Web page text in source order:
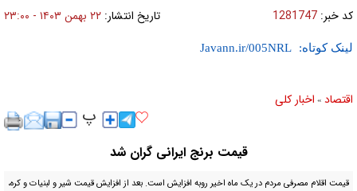
کد خبر: 1281747 تاریخ انتشار: ۲۲ بهمن ۱۴۰۳ - ۲۳:۰۰
لینک کوتاه:
اقتصاد » اخبار کلی
قیمت برنج ایرانی گران شد
قیمت اقلام مصرفی مردم در یک ماه اخیر روبه افزایش است. بعد از افزایش قیمت شیر و لبنیات و کره،